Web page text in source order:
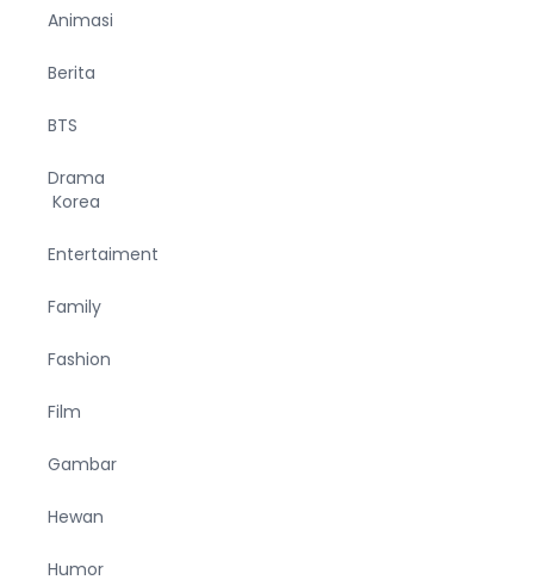
Animasi
Berita
BTS
Drama
Korea
Entertaiment
Family
Fashion
Film
Gambar
Hewan
Humor